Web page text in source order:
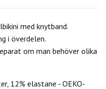
med knytband.
i överdelen.
om man behöver olika
12% elastane - OEKO-